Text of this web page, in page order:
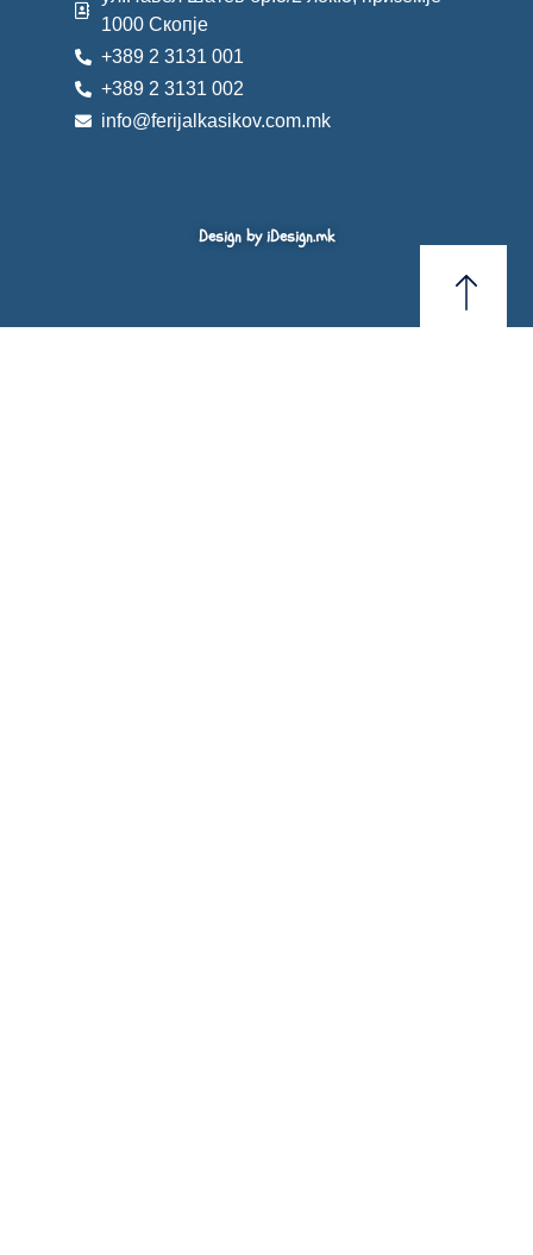
1000 Скопје
+389 2 3131 001
+389 2 3131 002
info@ferijalkasikov.com.mk
Design by iDesign.mk